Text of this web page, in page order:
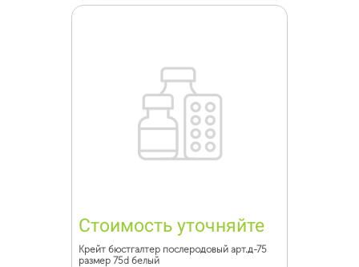
Стоимость уточняйте
Крейт бюстгалтер послеродовый арт.д-75
размер 75d белый